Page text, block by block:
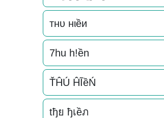
тнυ нιềи
7hu h!ền
ŤĤÚ ĤĨềŃ
tђย ђเềภ